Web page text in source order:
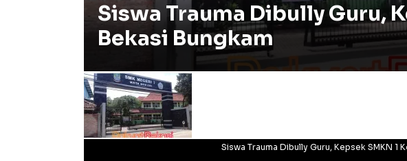
Siswa Trauma Dibully Guru,
Bekasi Bungkam
Siswa Trauma Dibully Guru, Kepsek SMKN 1